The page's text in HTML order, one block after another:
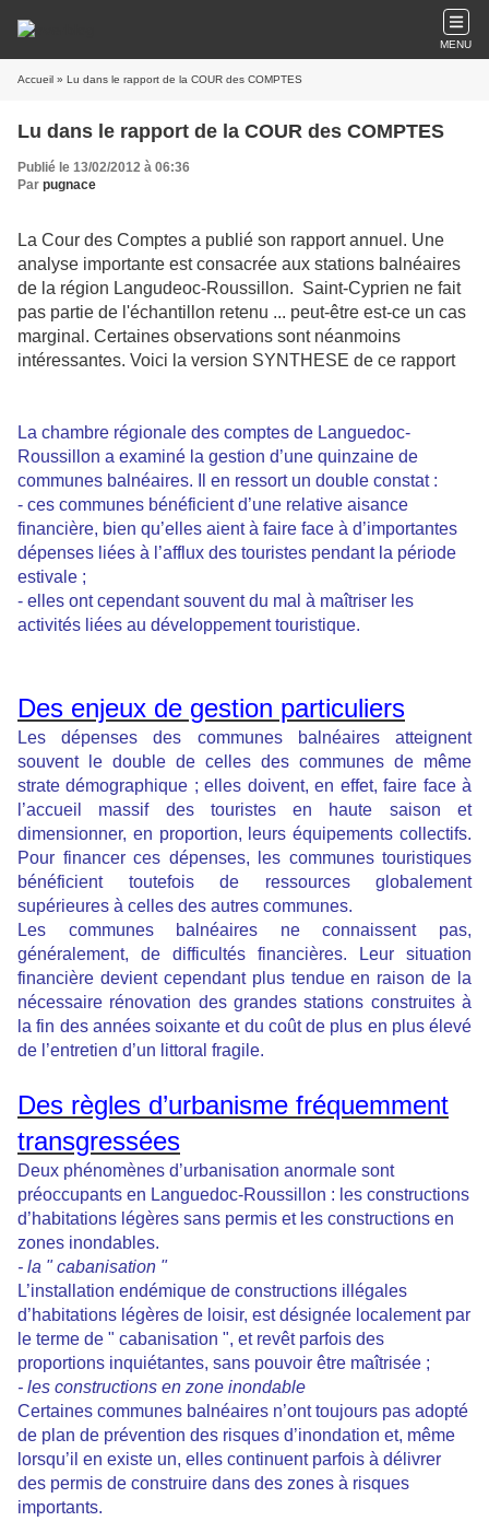
MENU
Accueil » Lu dans le rapport de la COUR des COMPTES
Lu dans le rapport de la COUR des COMPTES
Publié le 13/02/2012 à 06:36
Par pugnace
La Cour des Comptes a publié son rapport annuel. Une
analyse importante est consacrée aux stations balnéaires
de la région Langudeoc-Roussillon. Saint-Cyprien ne fait
pas partie de l'échantillon retenu ... peut-être est-ce un cas
marginal. Certaines observations sont néanmoins
intéressantes. Voici la version SYNTHESE de ce rapport
La chambre régionale des comptes de Languedoc-
Roussillon a examiné la gestion d’une quinzaine de
communes balnéaires. Il en ressort un double constat :
- ces communes bénéficient d’une relative aisance
financière, bien qu’elles aient à faire face à d’importantes
dépenses liées à l’afflux des touristes pendant la période
estivale ;
- elles ont cependant souvent du mal à maîtriser les
activités liées au développement touristique.
Des enjeux de gestion particuliers
Les dépenses des communes balnéaires atteignent
souvent le double de celles des communes de même
strate démographique ; elles doivent, en effet, faire face à
l’accueil massif des touristes en haute saison et
dimensionner, en proportion, leurs équipements collectifs.
Pour financer ces dépenses, les communes touristiques
bénéficient toutefois de ressources globalement
supérieures à celles des autres communes.
Les communes balnéaires ne connaissent pas,
généralement, de difficultés financières. Leur situation
financière devient cependant plus tendue en raison de la
nécessaire rénovation des grandes stations construites à
la fin des années soixante et du coût de plus en plus élevé
de l’entretien d’un littoral fragile.
Des règles d’urbanisme fréquemment
transgressées
Deux phénomènes d’urbanisation anormale sont
préoccupants en Languedoc-Roussillon : les constructions
d’habitations légères sans permis et les constructions en
zones inondables.
- la " cabanisation "
L’installation endémique de constructions illégales
d’habitations légères de loisir, est désignée localement par
le terme de " cabanisation ", et revêt parfois des
proportions inquiétantes, sans pouvoir être maîtrisée ;
- les constructions en zone inondable
Certaines communes balnéaires n’ont toujours pas adopté
de plan de prévention des risques d’inondation et, même
lorsqu’il en existe un, elles continuent parfois à délivrer
des permis de construire dans des zones à risques
importants.